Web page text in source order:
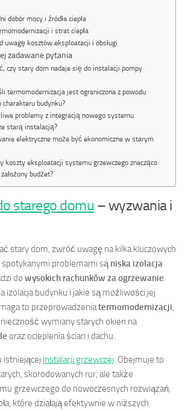
dobór mocy i źródła ciepła
i strat ciepła
uwagę kosztów eksploatacji i obsługi
zadawane pytania
czy stary dom nadaje się do instalacji pompy
termomodernizacja jest ograniczona z powodu
charakteru budynku?
problemy z integracją nowego systemu
starą instalacją?
elektryczne może być ekonomiczne w starym
koszty eksploatacji systemu grzewczego znacząco
budżet?
starego domu – wyzwania i
stary dom, zwróć uwagę na kilka kluczowych
spotykanymi problemami są niska izolacja
do wysokich rachunków za ogrzewanie
izolacja budynku i jakie są możliwości jej
to przeprowadzeniatermomodernizacji
wymiany starych okien na
oraz ocieplenia ścian i dachu.
istniejącej instalacji grzewczej . Obejmuje to
skorodowanych rur, ale także
grzewczego do nowoczesnych rozwiązań,
które działają efektywnie w niższych